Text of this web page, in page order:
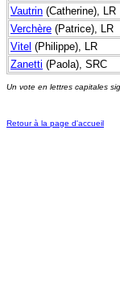
Vautrin (Catherine), LR
Verchère (Patrice), LR
Vitel (Philippe), LR
Zanetti (Paola), SRC
Un vote en lettres capitales
Retour à la page d'accueil